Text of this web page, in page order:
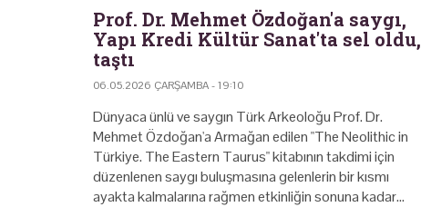
Prof. Dr. Mehmet Özdoğan'a saygı,
Yapı Kredi Kültür Sanat'ta sel oldu,
taştı
06.05.2026 ÇARŞAMBA - 19:10
Dünyaca ünlü ve saygın Türk Arkeoloğu Prof. Dr.
Mehmet Özdoğan'a Armağan edilen "The Neolithic in
Türkiye. The Eastern Taurus" kitabının takdimi için
düzenlenen saygı buluşmasına gelenlerin bir kısmı
ayakta kalmalarına rağmen etkinliğin sonuna kadar…